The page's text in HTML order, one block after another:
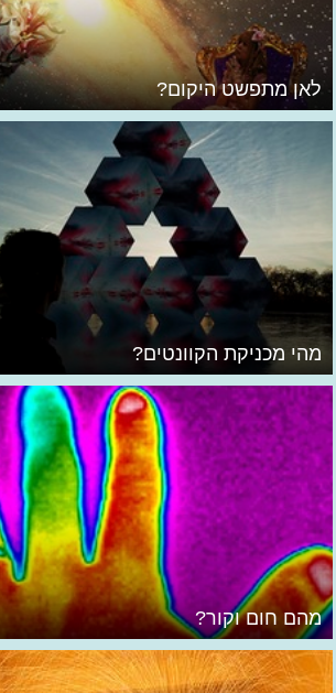
לאן מתפשט היקום?
מהי מכניקת הקוונטים?
מהם חום וקור?